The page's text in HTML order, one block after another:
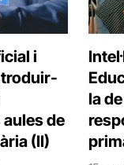
i
de
(II)
la